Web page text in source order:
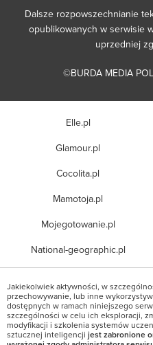
Dalsze rozpowszechnianie
opublikowanych w serwisie
uprzedniej
©BURDA MEDIA
Elle.pl
Glamour.pl
Cocolita.pl
Mamotoja.pl
Mojegotowanie.pl
National-geographic.pl
Jakiekolwiek aktywności, w
przechowywanie, lub inne
dostępnych w ramach niniejszego
szczególności w celu ich eksploracji,
modyfikacji i szkolenia systemów
sztucznej inteligencji jest zabronione